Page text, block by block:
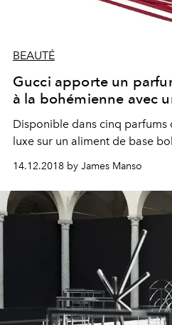
BEAUTÉ
Gucci apporte un
à la bohémienne avec
Disponible dans cinq
luxe sur un aliment de base
14.12.2018 by James Manso